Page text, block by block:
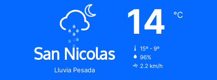
San Nicolas
Lluvia Pesada
14 ℃
15º - 9º
96%
2.2 km/h